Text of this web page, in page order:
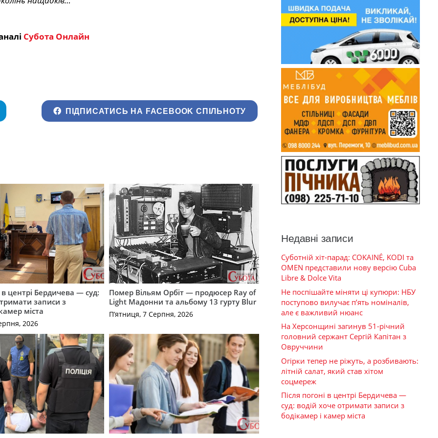
Субота Онлайн
ПІДПИСАТИСЬ НА FACEBOOK СПІЛЬНОТУ
в центрі Бердичева — суд:
записи з
міста
2026
Помер Вільям Орбіт — продюсер Ray of
Light Мадонни та альбому 13 гурту Blur
П’ятниця, 7 Серпня, 2026
Недавні записи
Суботній хіт-парад: COKAINÉ, KODI та
OMEN представили нову версію Cuba
Libre & Dolce Vita
Не поспішайте міняти ці купюри: НБУ
поступово вилучає п’ять номіналів,
але є важливий нюанс
На Херсонщині загинув 51-річний
головний сержант Сергій Капітан з
Овруччини
Огірки тепер не ріжуть, а розбивають:
літній салат, який став хітом
соцмереж
Після погоні в центрі Бердичева —
суд: водій хоче отримати записи з
бодікамер і камер міста